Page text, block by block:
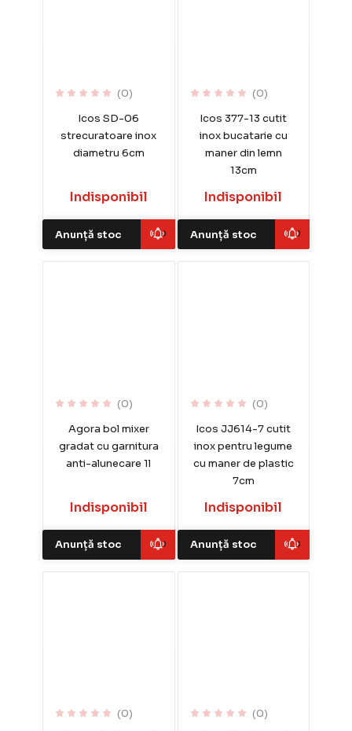
(0)
Icos SD-06
strecuratoare inox
diametru 6cm
Indisponibil
Anunță stoc
(0)
Icos 377-13 cutit
inox bucatarie cu
maner din lemn
13cm
Indisponibil
Anunță stoc
(0)
Agora bol mixer
gradat cu garnitura
anti-alunecare 1l
Indisponibil
Anunță stoc
(0)
Icos JJ614-7 cutit
inox pentru legume
cu maner de plastic
7cm
Indisponibil
Anunță stoc
(0) (0)